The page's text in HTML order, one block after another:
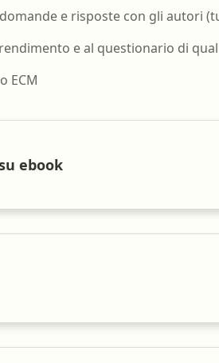
e risposte con gli autori
e al questionario di
ECM
ebook